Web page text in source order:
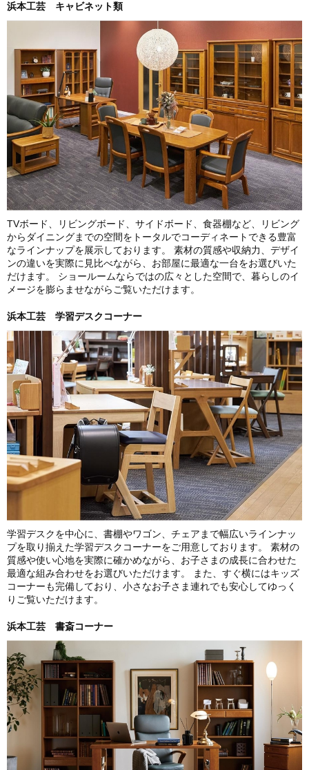
浜本工芸 キャビネット類
TVボード、リビングボード、サイドボード、食器棚など、リビング
からダイニングまでの空間をトータルでコーディネートできる豊富
なラインナップを展示しております。 素材の質感や収納力、デザイ
ンの違いを実際に見比べながら、お部屋に最適な一台をお選びいた
だけます。 ショールームならではの広々とした空間で、暮らしのイ
メージを膨らませながらご覧いただけます。
浜本工芸 学習デスクコーナー
学習デスクを中心に、書棚やワゴン、チェアまで幅広いラインナッ
プを取り揃えた学習デスクコーナーをご用意しております。 素材の
質感や使い心地を実際に確かめながら、お子さまの成長に合わせた
最適な組み合わせをお選びいただけます。 また、すぐ横にはキッズ
コーナーも完備しており、小さなお子さま連れでも安心してゆっく
りご覧いただけます。
浜本工芸 書斎コーナー